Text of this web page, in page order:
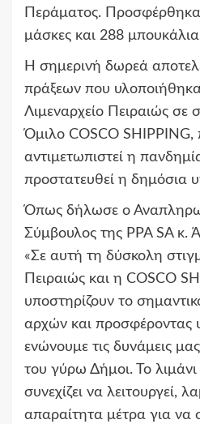
Περάματος.
μάσκες και 288
Η σημερινή δωρεά
πράξεων που
Λιμεναρχείο Πειραιώς σε
Όμιλο COSCO SHIPPING,
αντιμετωπιστεί η
προστατευθεί η δημόσια
Όπως δήλωσε ο
Σύμβουλος της PPA SA κ.
«Σε αυτή τη δύσκολη
Πειραιώς και η COSCO
υποστηρίζουν το
αρχών και προσφέροντας
ενώνουμε τις δυνάμεις
του γύρω Δήμοι. Το λιμάνι
συνεχίζει να λειτουργεί,
απαραίτητα μέτρα για να